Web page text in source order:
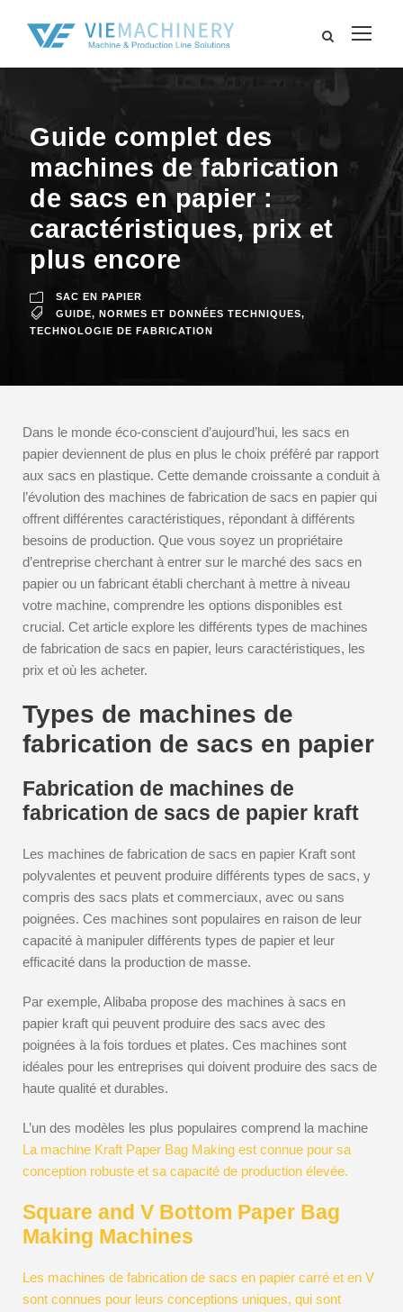
Guide complet des
machines de fabrication
de sacs en papier :
caractéristiques, prix et
plus encore
SAC EN PAPIER
GUIDE, NORMES ET DONNÉES TECHNIQUES,
TECHNOLOGIE DE FABRICATION
Dans le monde éco-conscient d’aujourd’hui, les sacs en
papier deviennent de plus en plus le choix préféré par rapport
aux sacs en plastique. Cette demande croissante a conduit à
l’évolution des machines de fabrication de sacs en papier qui
offrent différentes caractéristiques, répondant à différents
besoins de production. Que vous soyez un propriétaire
d’entreprise cherchant à entrer sur le marché des sacs en
papier ou un fabricant établi cherchant à mettre à niveau
votre machine, comprendre les options disponibles est
crucial. Cet article explore les différents types de machines
de fabrication de sacs en papier, leurs caractéristiques, les
prix et où les acheter.
Types de machines de
fabrication de sacs en papier
Fabrication de machines de
fabrication de sacs de papier kraft
Les machines de fabrication de sacs en papier Kraft sont
polyvalentes et peuvent produire différents types de sacs, y
compris des sacs plats et commerciaux, avec ou sans
poignées. Ces machines sont populaires en raison de leur
capacité à manipuler différents types de papier et leur
efficacité dans la production de masse.
Par exemple, Alibaba propose des machines à sacs en
papier kraft qui peuvent produire des sacs avec des
poignées à la fois tordues et plates. Ces machines sont
idéales pour les entreprises qui doivent produire des sacs de
haute qualité et durables.
L’un des modèles les plus populaires comprend la machine
La machine Kraft Paper Bag Making est connue pour sa
conception robuste et sa capacité de production élevée.
Square and V Bottom Paper Bag
Making Machines
Les machines de fabrication de sacs en papier carré et en V
sont connues pour leurs conceptions uniques, qui sont